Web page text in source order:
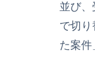
並び
で切
た案件